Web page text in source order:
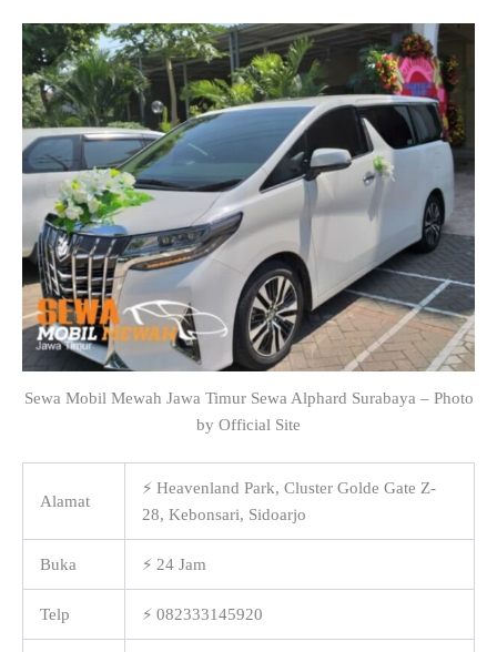
Sewa Mobil Mewah Jawa Timur Sewa Alphard Surabaya – Photo
by Official Site
Alamat
⚡ Heavenland Park, Cluster Golde Gate Z-
28, Kebonsari, Sidoarjo
Buka ⚡ 24 Jam
Telp ⚡ 082333145920